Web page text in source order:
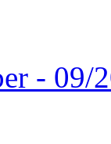
- 09/